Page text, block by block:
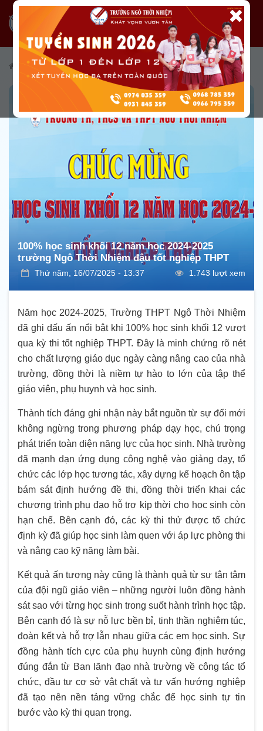
Tin tức /Tin tức từ Nhà trường/ Tin hoạt động chuyên môn
100% học sinh khối 12 năm học 2024-2025
trường Ngô Thời Nhiệm đậu tốt nghiệp THPT
Thứ năm, 16/07/2025 - 13:37 1.743 lượt xem
Năm học 2024-2025, Trường THPT Ngô Thời Nhiệm
đã ghi dấu ấn nổi bật khi 100% học sinh khối 12 vượt
qua kỳ thi tốt nghiệp THPT. Đây là minh chứng rõ nét
cho chất lượng giáo dục ngày càng nâng cao của nhà
trường, đồng thời là niềm tự hào to lớn của tập thể
giáo viên, phụ huynh và học sinh.
Thành tích đáng ghi nhận này bắt nguồn từ sự đổi mới
không ngừng trong phương pháp dạy học, chú trọng
phát triển toàn diện năng lực của học sinh. Nhà trường
đã mạnh dạn ứng dụng công nghệ vào giảng dạy, tổ
chức các lớp học tương tác, xây dựng kế hoạch ôn tập
bám sát định hướng đề thi, đồng thời triển khai các
chương trình phụ đạo hỗ trợ kịp thời cho học sinh còn
hạn chế. Bên cạnh đó, các kỳ thi thử được tổ chức
định kỳ đã giúp học sinh làm quen với áp lực phòng thi
và nâng cao kỹ năng làm bài.
Kết quả ấn tượng này cũng là thành quả từ sự tận tâm
của đội ngũ giáo viên – những người luôn đồng hành
sát sao với từng học sinh trong suốt hành trình học tập.
Bên cạnh đó là sự nỗ lực bền bỉ, tinh thần nghiêm túc,
đoàn kết và hỗ trợ lẫn nhau giữa các em học sinh. Sự
đồng hành tích cực của phụ huynh cùng định hướng
đúng đắn từ Ban lãnh đạo nhà trường về công tác tổ
chức, đầu tư cơ sở vật chất và tư vấn hướng nghiệp
đã tạo nên nền tảng vững chắc để học sinh tự tin
bước vào kỳ thi quan trọng.